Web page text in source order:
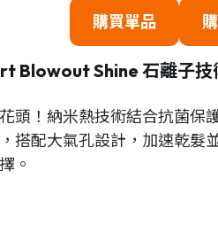
購買單品
Blowout Shine 石離子技
頭！納米熱技術結合抗菌保
搭配大氣孔設計，加速乾髮
。